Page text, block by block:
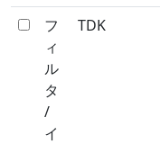
フ
ィ
ル
タ
/
イ
TDK